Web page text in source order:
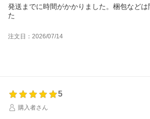
発送までに時間がかかりました。梱包などは
た
注文日：2026/07/14
5
購入者さん